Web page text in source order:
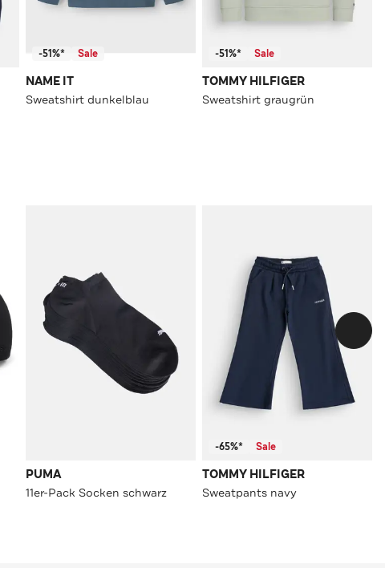
-51%* Sale
NAME IT
Sweatshirt dunkelblau
-51%* Sale
TOMMY HILFIGER
Sweatshirt graugrün
PUMA
11er-Pack Socken schwarz
-65%* Sale
TOMMY HILFIGER
Sweatpants navy